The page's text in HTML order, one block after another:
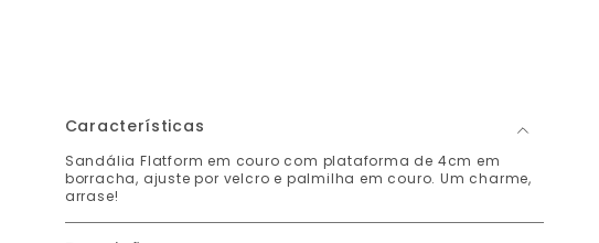
Características
Sandália Flatform em couro com plataforma de 4cm em
borracha, ajuste por velcro e palmilha em couro. Um charme,
arrase!